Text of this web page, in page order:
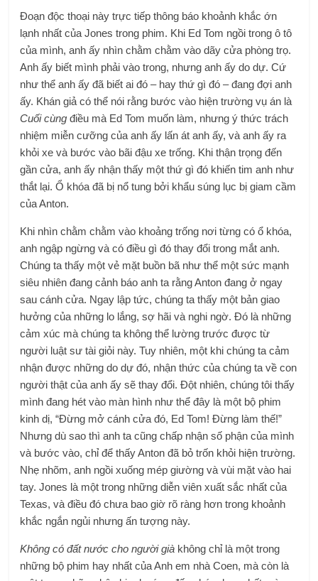
Đoạn độc thoại này trực tiếp thông báo khoảnh khắc ớn
lạnh nhất của Jones trong phim. Khi Ed Tom ngồi trong ô tô
của mình, anh ấy nhìn chằm chằm vào dãy cửa phòng trọ.
Anh ấy biết mình phải vào trong, nhưng anh ấy do dự. Cứ
như thể anh ấy đã biết ai đó – hay thứ gì đó – đang đợi anh
ấy. Khán giả có thể nói rằng bước vào hiện trường vụ án là
Cuối cùng điều mà Ed Tom muốn làm, nhưng ý thức trách
nhiệm miễn cưỡng của anh ấy lấn át anh ấy, và anh ấy ra
khỏi xe và bước vào bãi đậu xe trống. Khi thận trọng đến
gần cửa, anh ấy nhận thấy một thứ gì đó khiến tim anh như
thắt lại. Ổ khóa đã bị nổ tung bởi khẩu súng lục bị giam cầm
của Anton.
Khi nhìn chằm chằm vào khoảng trống nơi từng có ổ khóa,
anh ngập ngừng và có điều gì đó thay đổi trong mắt anh.
Chúng ta thấy một vẻ mặt buồn bã như thể một sức mạnh
siêu nhiên đang cảnh báo anh ta rằng Anton đang ở ngay
sau cánh cửa. Ngay lập tức, chúng ta thấy một bản giao
hưởng của những lo lắng, sợ hãi và nghi ngờ. Đó là những
cảm xúc mà chúng ta không thể lường trước được từ
người luật sư tài giỏi này. Tuy nhiên, một khi chúng ta cảm
nhận được những do dự đó, nhận thức của chúng ta về con
người thật của anh ấy sẽ thay đổi. Đột nhiên, chúng tôi thấy
mình đang hét vào màn hình như thể đây là một bộ phim
kinh dị, “Đừng mở cánh cửa đó, Ed Tom! Đừng làm thế!”
Nhưng dù sao thì anh ta cũng chấp nhận số phận của mình
và bước vào, chỉ để thấy Anton đã bỏ trốn khỏi hiện trường.
Nhẹ nhõm, anh ngồi xuống mép giường và vùi mặt vào hai
tay. Jones là một trong những diễn viên xuất sắc nhất của
Texas, và điều đó chưa bao giờ rõ ràng hơn trong khoảnh
khắc ngắn ngủi nhưng ấn tượng này.
Không có đất nước cho người già không chỉ là một trong
những bộ phim hay nhất của Anh em nhà Coen, mà còn là